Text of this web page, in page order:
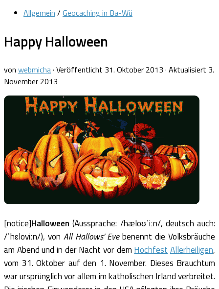
Allgemein / Geocaching in Ba-Wü
Happy Halloween
von webmicha· Veröffentlicht 31. Oktober 2013 · Aktualisiert 3.
November 2013
[notice]Halloween (Aussprache: /hæloʊˈiːn/, deutsch auch:
/ˈhɛloviːn/), von All Hallows’ Evebenennt die Volksbräuche
am Abend und in der Nacht vor dem Hochfest Allerheiligen,
vom 31. Oktober auf den 1. November. Dieses Brauchtum
war ursprünglich vor allem im katholischen Irland verbreitet.